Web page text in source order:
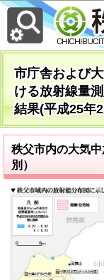
市庁舎および
ける放射線量
結果(平成25年
秩父市内の大気
別）